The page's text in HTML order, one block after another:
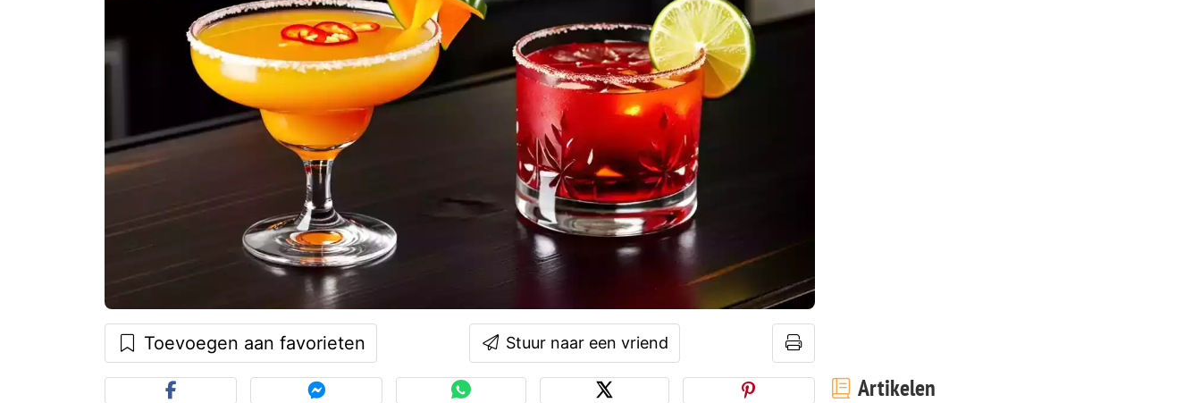
Toevoegen aan favorieten Stuur naar een vriend
Artikelen